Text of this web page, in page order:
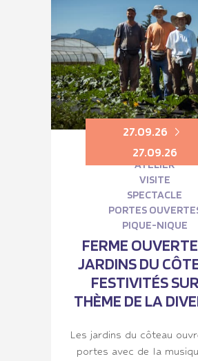
27.09.26
27.09.26
ATELIER
VISITE
SPECTACLE
PORTES
PIQUE-NIQUE
FERME
JARDINS DU
FESTIVITÉS
THÈME DE LA
Les jardins du côteau
portes avec de la